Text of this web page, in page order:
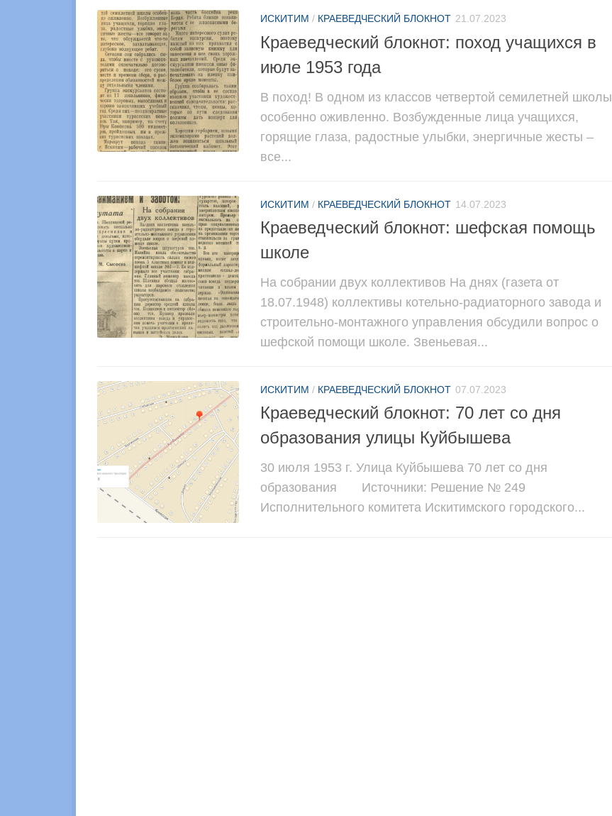
ИСКИТИМ / КРАЕВЕДЧЕСКИЙ БЛОКНОТ 21.07.2023
Краеведческий блокнот: поход учащихся в
июле 1953 года
В поход! В одном из классов четвертой семилетней школы
особенно оживленно. Возбужденные лица учащихся,
горящие глаза, радостные улыбки, энергичные жесты –
все...
ИСКИТИМ / КРАЕВЕДЧЕСКИЙ БЛОКНОТ 14.07.2023
Краеведческий блокнот: шефская помощь
школе
На собрании двух коллективов На днях (газета от
18.07.1948) коллективы котельно-радиаторного завода и
строительно-монтажного управления обсудили вопрос о
шефской помощи школе. Звеньевая...
ИСКИТИМ / КРАЕВЕДЧЕСКИЙ БЛОКНОТ 07.07.2023
Краеведческий блокнот: 70 лет со дня
образования улицы Куйбышева
30 июля 1953 г. Улица Куйбышева 70 лет со дня
образования Источники: Решение № 249
Исполнительного комитета Искитимского городского...